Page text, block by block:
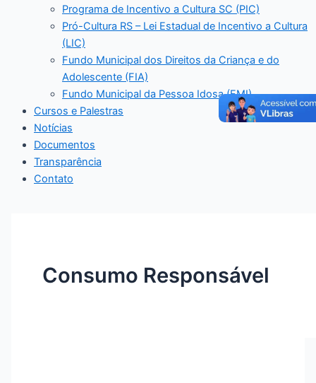
Programa de Incentivo a Cultura SC (PIC)
Pró-Cultura RS – Lei Estadual de Incentivo a Cultura
(LIC)
Fundo Municipal dos Direitos da Criança e do
Adolescente (FIA)
Fundo Municipal da Pessoa Idosa (FMI)
Cursos e Palestras
Notícias
Documentos
Transparência
Contato
Consumo Responsável